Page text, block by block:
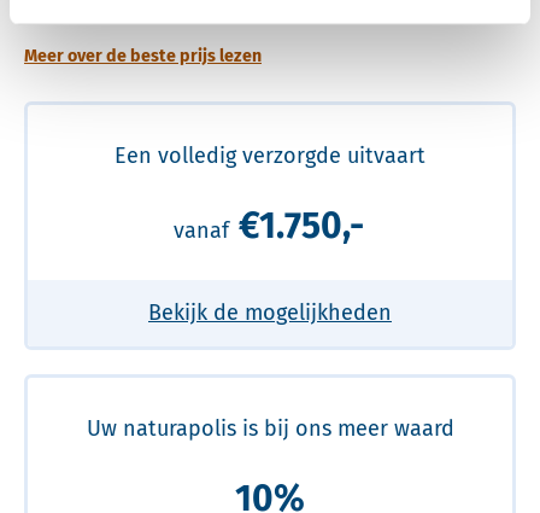
Meer over de beste prijs lezen
Een volledig verzorgde uitvaart
vanaf €1.750,-
Bekijk de mogelijkheden
Uw naturapolis is bij ons meer waard
10%